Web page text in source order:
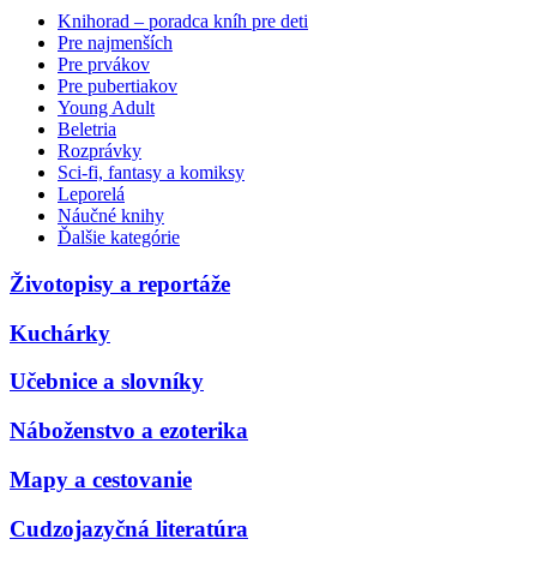
Knihorad – poradca kníh pre deti
Pre najmenších
Pre prvákov
Pre pubertiakov
Young Adult
Beletria
Rozprávky
Sci-fi, fantasy a komiksy
Leporelá
Náučné knihy
Ďalšie kategórie
Životopisy a reportáže
Kuchárky
Učebnice a slovníky
Náboženstvo a ezoterika
Mapy a cestovanie
Cudzojazyčná literatúra